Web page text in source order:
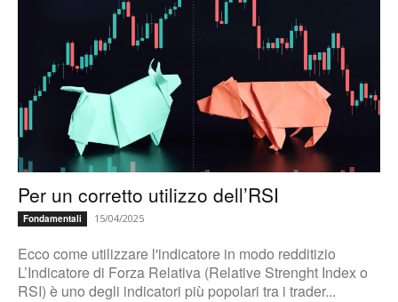
Per un corretto utilizzo dell’RSI
Fondamentali 15/04/2025
Ecco come utilizzare l'indicatore in modo redditizio
L’Indicatore di Forza Relativa (Relative Strenght Index o
RSI) è uno degli indicatori più popolari tra i trader...